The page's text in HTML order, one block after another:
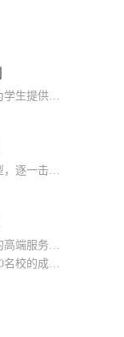
基于美国特有的转学体制，为学生提供包括学术、领导力、职业等在内的长时段服务，让学生既获得名校录取，又有读完名校的实力
为学生量身搭建五维立体模型，逐一击破痛点，致力于提高美国TOP30本科录取成功率
为志向申请名校的学生提供的高端服务产品
致力于提升学生入读美国前30名校的成功率